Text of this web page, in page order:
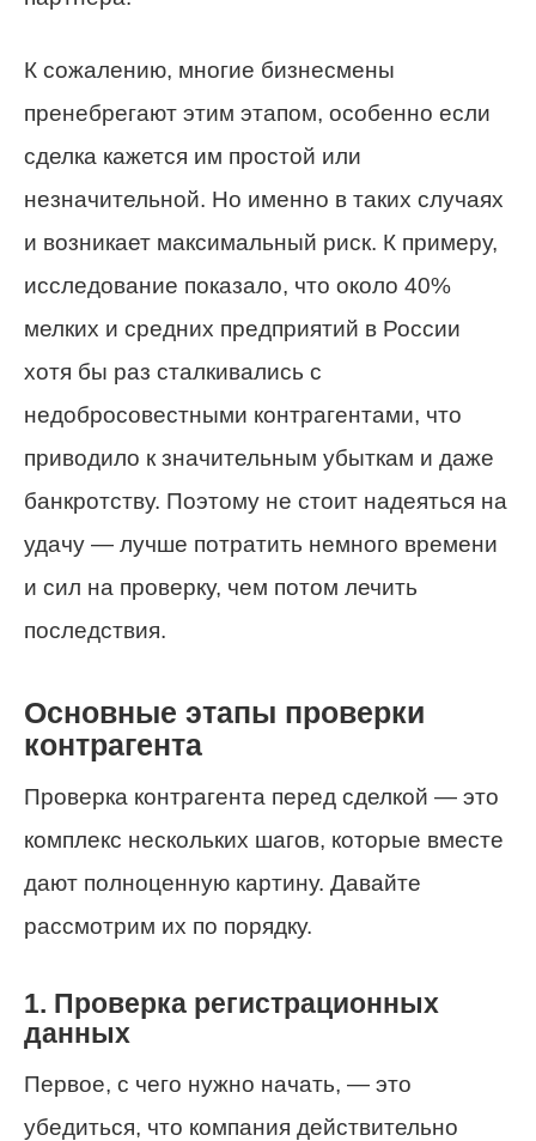
К сожалению, многие бизнесмены
пренебрегают этим этапом, особенно если
сделка кажется им простой или
незначительной. Но именно в таких случаях
и возникает максимальный риск. К примеру,
исследование показало, что около 40%
мелких и средних предприятий в России
хотя бы раз сталкивались с
недобросовестными контрагентами, что
приводило к значительным убыткам и даже
банкротству. Поэтому не стоит надеяться на
удачу — лучше потратить немного времени
и сил на проверку, чем потом лечить
последствия.
Основные этапы проверки
контрагента
Проверка контрагента перед сделкой — это
комплекс нескольких шагов, которые вместе
дают полноценную картину. Давайте
рассмотрим их по порядку.
1. Проверка регистрационных
данных
Первое, с чего нужно начать, — это
убедиться, что компания действительно